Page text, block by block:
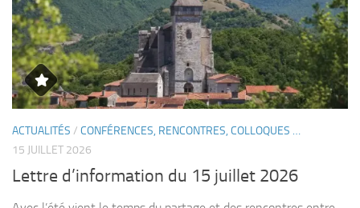
ACTUALITÉS / CONFÉRENCES, RENCONTRES, COLLOQUES …
15 JUILLET 2026
Lettre d’information du 15 juillet 2026